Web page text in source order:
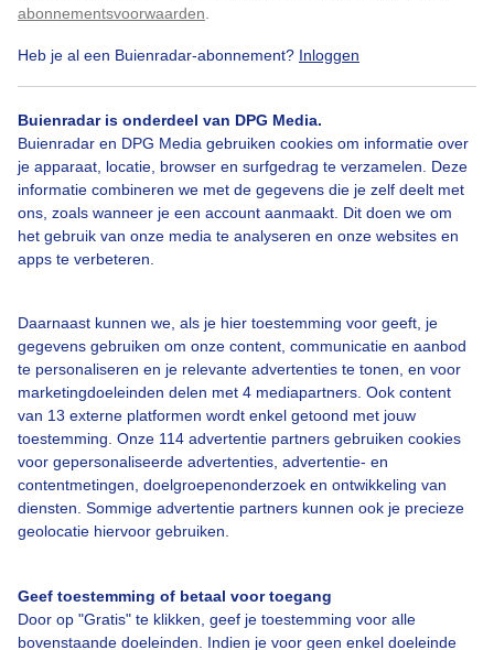
abonnementsvoorwaarden
Heb je al een Buienradar-abonnement? Inloggen
Buienradar is onderdeel van DPG Media.
Buienradar en DPG Media gebruiken cookies om informatie over
je apparaat, locatie, browser en surfgedrag te verzamelen. Deze
informatie combineren we met de gegevens die je zelf deelt met
ons, zoals wanneer je een account aanmaakt. Dit doen we om
het gebruik van onze media te analyseren en onze websites en
apps te verbeteren.
Daarnaast kunnen we, als je hier toestemming voor geeft, je
gegevens gebruiken om onze content, communicatie en aanbod
te personaliseren en je relevante advertenties te tonen, en voor
marketingdoeleinden delen met 4 mediapartners. Ook content
van 13 externe platformen wordt enkel getoond met jouw
toestemming. Onze 114 advertentie partners gebruiken cookies
voor gepersonaliseerde advertenties, advertentie- en
contentmetingen, doelgroepenonderzoek en ontwikkeling van
diensten. Sommige advertentie partners kunnen ook je precieze
geolocatie hiervoor gebruiken.
Geef toestemming of betaal voor toegang
Door op "Gratis" te klikken, geef je toestemming voor alle
bovenstaande doeleinden. Indien je voor geen enkel doeleinde
Door: Jessie van Neer Gemaakt: 14-06-2026, 20x bekeken
Bekijk slideshow
Over Buienradar
Bedrijfsgegevens
Contact